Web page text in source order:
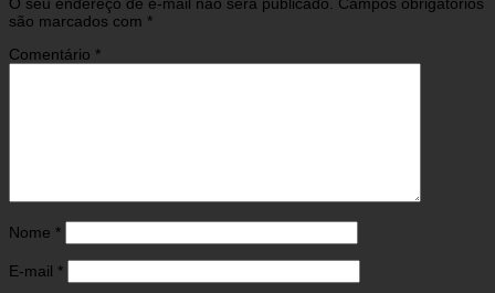
O seu endereço de e-mail não será publicado. Campos obrigatórios
são marcados com *
Comentário *
Nome *
E-mail *